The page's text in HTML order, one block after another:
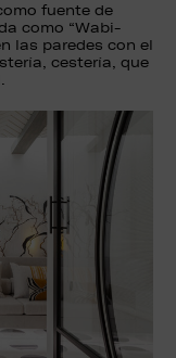
fuente de
como “Wabi-
las paredes con el
cestería, que